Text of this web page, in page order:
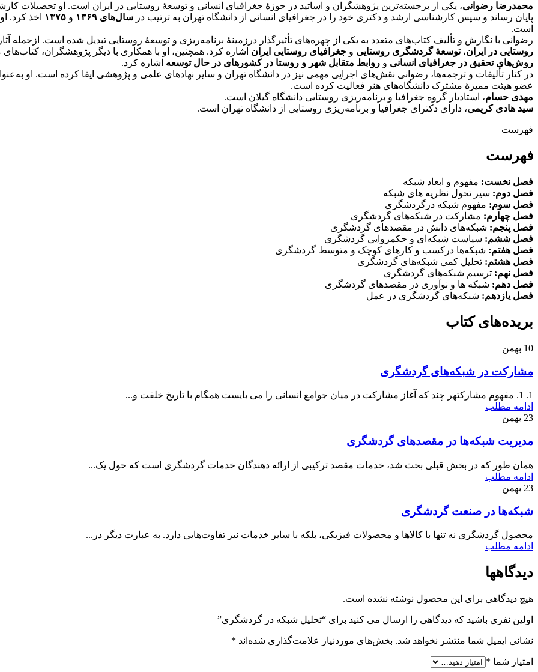
محمدرضا رضوانی، یکی از برجسته‌ترین پژوهشگران و اساتید در حوزۀ جغرافیای انسانی و توسعۀ روستایی در ایران است. او تحصیلات
پایان رساند و سپس کارشناسی ارشد و دکتری خود را در جغرافیای انسانی از دانشگاه تهران به ترتیب در سال‌های ۱۳۶۹ و ۱۳۷۵
اخذ کرد.
است.
رضوانی با نگارش و تألیف کتاب‌های متعدد به یکی از چهره‌های تأثیرگذار درزمینۀ برنامه‌ریزی و توسعۀ روستایی تبدیل شده است. ازجمله
روستایی در ایران،توسعۀ گردشگری روستایی و جغرافیای روستایی ایران اشاره کرد. همچنین، او با همکاری با دیگر پژوهشگران،
روش‌های تحقیق در جغرافیای انسانی و روابط متقابل شهر و روستا در کشورهای در حال توسعه اشاره کرد.
در کنار تألیفات و ترجمه‌ها، رضوانی نقش‌های اجرایی مهمی نیز در دانشگاه تهران و سایر نهادهای علمی و پژوهشی ایفا کرده است. او
عضو هیئت ممیزۀ مشترک دانشگاه‌های هنر فعالیت کرده است.
مهدی حسام، استادیار گروه جغرافیا و برنامه‌ریزی روستایی دانشگاه گیلان است.
سید هادی کریمی، دارای دکترای جغرافیا و برنامه‌ریزی روستایی از دانشگاه تهران است.
فهرست
فهرست
فصل نخست: مفهوم و ابعاد شبکه
فصل دوم: سیر تحول نظریه های شبکه
فصل سوم: مفهوم شبکه درگردشگری
فصل چهارم: مشارکت در شبکه‌های گردشگری
فصل پنجم: شبکه‌های دانش در مقصدهای گردشگری
فصل ششم: سیاست شبکه‌ای و حکمروایی گردشگری
فصل هفتم: شبکه‌ها درکسب و کارهای کوچک و متوسط گردشگری
فصل هشتم: تحلیل کمی شبکه‌های گردشگری
فصل نهم: ترسیم شبکه‌های گردشگری
فصل دهم: شبکه ها و نوآوری در مقصدهای گردشگری
فصل یازدهم: شبکه‌های گردشگری در عمل
بریده‌های کتاب
10 بهمن
مشارکت در شبکه‌های گردشگری
1. 1. مفهوم مشارکتهر چند که آغاز مشارکت در میان جوامع انسانی را می بایست همگام با تاریخ خلقت و...
ادامه مطلب
23 بهمن
مدیریت شبکه‌ها در مقصدهای گردشگری
همان طور که در بخش قبلی بحث شد، خدمات مقصد ترکیبی از ارائه دهندگان خدمات گردشگری است که حول یک...
ادامه مطلب
23 بهمن
شبکه‌ها در صنعت گردشگری
محصول گردشگری نه تنها با کالاها و محصولات فیزیکی، بلکه با سایر خدمات نیز تفاوت‌هایی دارد. به عبارت دیگر در...
ادامه مطلب
دیدگاهها
هیچ دیدگاهی برای این محصول نوشته نشده است.
اولین نفری باشید که دیدگاهی را ارسال می کنید برای “تحلیل شبکه در گردشگری”
نشانی ایمیل شما منتشر نخواهد شد. بخش‌های موردنیاز علامت‌گذاری شده‌اند *
امتیاز شما *